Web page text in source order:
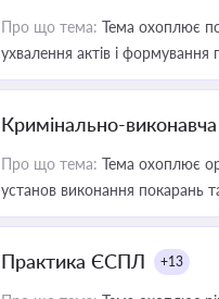
Про що тема: Тема охоплює
ухвалення актів і формування
Кримінально-
Про що тема: Тема охоплює
установ виконання покарань
Практика ЄСПЛ +13